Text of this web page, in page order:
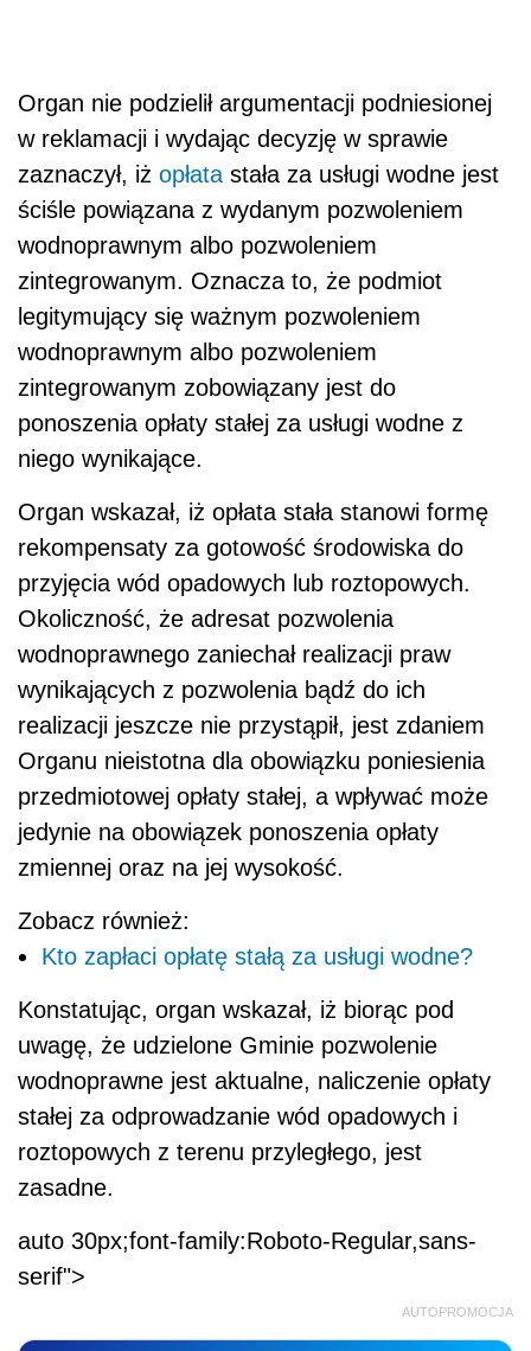
Organ nie podzielił argumentacji podniesionej
w reklamacji i wydając decyzję w sprawie
zaznaczył, iż opłatastała za usługi wodne jest
ściśle powiązana z wydanym pozwoleniem
wodnoprawnym albo pozwoleniem
zintegrowanym. Oznacza to, że podmiot
legitymujący się ważnym pozwoleniem
wodnoprawnym albo pozwoleniem
zintegrowanym zobowiązany jest do
ponoszenia opłaty stałej za usługi wodne z
niego wynikające.
Organ wskazał, iż opłata stała stanowi formę
rekompensaty za gotowość środowiska do
przyjęcia wód opadowych lub roztopowych.
Okoliczność, że adresat pozwolenia
wodnoprawnego zaniechał realizacji praw
wynikających z pozwolenia bądź do ich
realizacji jeszcze nie przystąpił, jest zdaniem
Organu nieistotna dla obowiązku poniesienia
przedmiotowej opłaty stałej, a wpływać może
jedynie na obowiązek ponoszenia opłaty
zmiennej oraz na jej wysokość.
Zobacz również:
Kto zapłaci opłatę stałą za usługi wodne?
Konstatując, organ wskazał, iż biorąc pod
uwagę, że udzielone Gminie pozwolenie
wodnoprawne jest aktualne, naliczenie opłaty
stałej za odprowadzanie wód opadowych i
roztopowych z terenu przyległego, jest
zasadne.
auto 30px;font-family:Roboto-Regular,sans-
serif">
AUTOPROMOCJA